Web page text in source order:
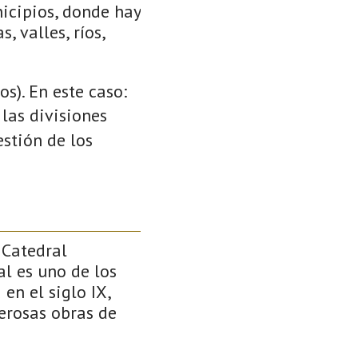
donde hay
valles, ríos,
En este caso:
las divisiones
de los
es uno de los
el siglo IX,
obras de